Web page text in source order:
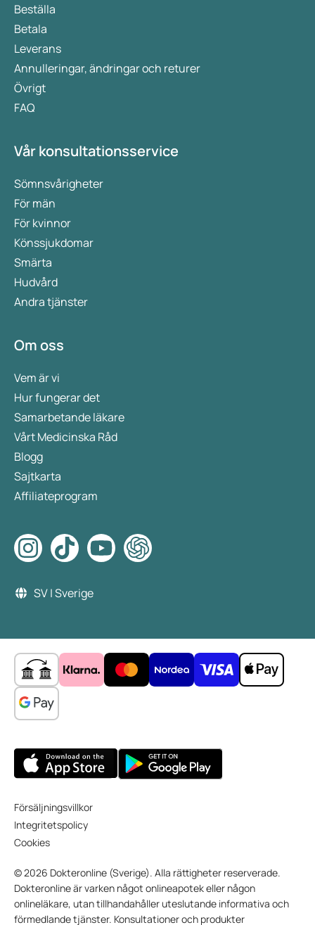
Beställa
Betala
Leverans
Annulleringar, ändringar och returer
Övrigt
FAQ
Vår konsultationsservice
Sömnsvårigheter
För män
För kvinnor
Könssjukdomar
Smärta
Hudvård
Andra tjänster
Om oss
Vem är vi
Hur fungerar det
Samarbetande läkare
Vårt Medicinska Råd
Blogg
Sajtkarta
Affiliateprogram
SV | Sverige
Försäljningsvillkor
Integritetspolicy
Cookies
© 2026 Dokteronline (Sverige). Alla rättigheter reserverade.
Dokteronline är varken något onlineapotek eller någon
onlineläkare, utan tillhandahåller uteslutande informativa och
förmedlande tjänster. Konsultationer och produkter